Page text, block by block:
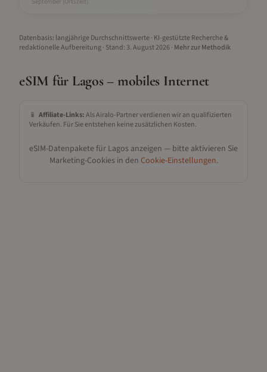
Datenbasis: langjährige Durchschnittswerte · KI-gestützte Recherche &
redaktionelle Aufbereitung· Stand: 3. August 2026· Mehr zur Methodik
eSIM für Lagos – mobiles Internet
📱 Affiliate-Links:Als Airalo-Partner verdienen wir an qualifizierten
Verkäufen. Für Sie entstehen keine zusätzlichen Kosten.
eSIM-Datenpakete für Lagos anzeigen — bitte aktivieren Sie
Marketing-Cookies in den Cookie-Einstellungen.